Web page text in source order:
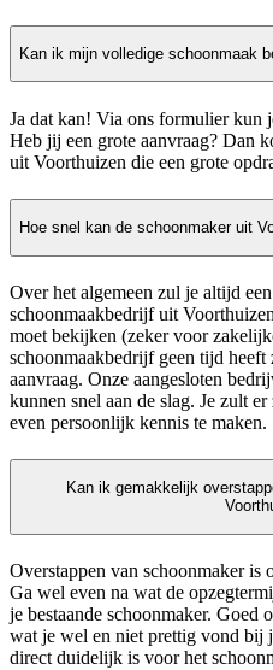
Kan ik mijn volledige schoonmaak
Ja dat kan! Via ons formulier kun
Heb jij een grote aanvraag? Dan
uit Voorthuizen die een grote
Hoe snel kan de schoonmaker uit
Over het algemeen zul je altijd
schoonmaakbedrijf uit
moet bekijken (zeker voor
schoonmaakbedrijf geen tijd heeft
aanvraag. Onze aangesloten
kunnen snel aan de slag. Je zult
even persoonlijk kennis te maken.
Kan ik gemakkelijk
Overstappen van schoonmaker is
Ga wel even na wat de
je bestaande schoonmaker. Goed
wat je wel en niet prettig vond bij
direct duidelijk is voor het